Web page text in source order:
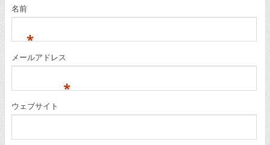
名前
*
メールアドレス
*
ウェブサイト